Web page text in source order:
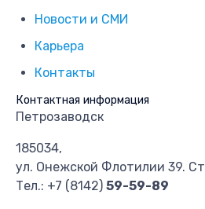
Новости и СМИ
Карьера
Контакты
Контактная информация
Петрозаводск
185034,
ул. Онежской Флотилии 39.
Тел.: +7 (8142) 59-59-89